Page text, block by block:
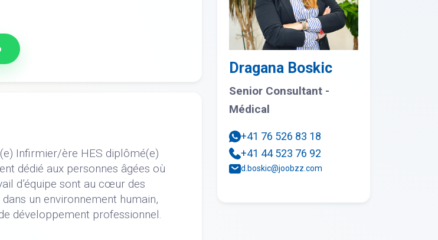
Infirmier/ère HES diplômé(e)
dédié aux personnes âgées où
d’équipe sont au cœur des
un environnement humain,
développement professionnel.
Dragana Boskic
Senior Consultant -
Médical
+41 76 526 83 18
+41 44 523 76 92
d.boskic@joobzz.com